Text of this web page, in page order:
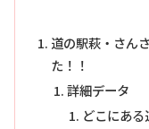
道の駅萩・さん
た！！
詳細データ
どこにある